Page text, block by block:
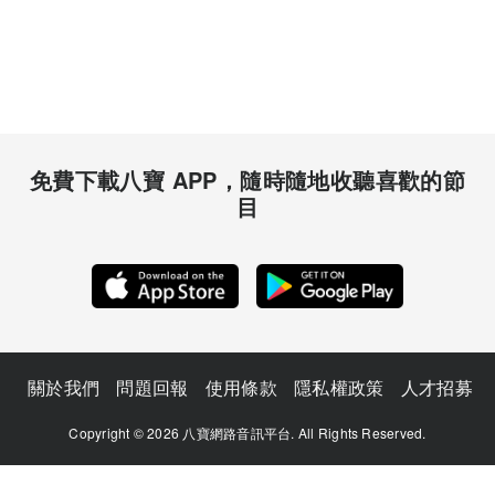
免費下載八寶 APP，隨時隨地收聽喜歡的節
目
關於我們 問題回報 使用條款 隱私權政策 人才招募
Copyright © 2026 八寶網路音訊平台. All Rights Reserved.